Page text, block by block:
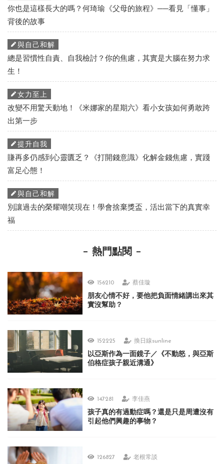
你也是這樣長大的嗎？何琦瑜《父母的旅程》──看見「懂事」
背後的故事
與自己和解
總是習慣性自責、自我檢討？你的焦慮，其實是大腦在努力求
生！
女力至上
改變不用驚天動地！《米娜家的星期六》看小女孩如何勇敢跨
出第一步
提升自我
賺再多仍感到心靈匱乏？《打開錢意識》化解金錢焦慮，實踐
富足心態！
與自己和解
別讓過去的榮耀嘲笑現在！學會捨棄獎盃，活出當下的真實幸
福
熱門點閱
156210 蔡佳璇
朋友心情不好，要他把負面情緒講出來其
實沒幫助？
152225 換日線sunline
以亞斯作為一面鏡子／《不動怒，與亞斯
伯格症孩子親近溝通》
147281 李佳燕
孩子真的有過動症嗎？還是只是周遭沒有
引起他們興趣的事物？
126827 老根常談